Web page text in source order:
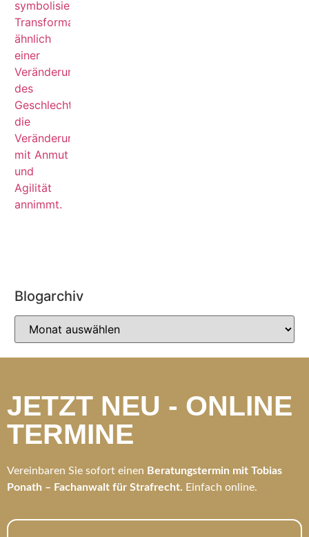
Blogarchiv
JETZT NEU - ONLINE
TERMINE
Vereinbaren Sie sofort einen Beratungstermin mit Tobias
Ponath – Fachanwalt für Strafrecht. Einfach online.